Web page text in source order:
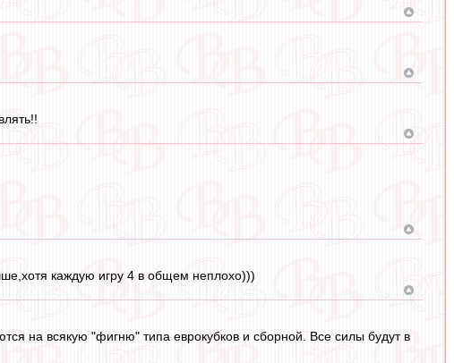
каждую игру 4 в общем неплохо)))
на всякую "фигню" типа еврокубков и сборной. Все силы будут в